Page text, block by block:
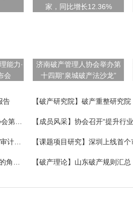
家，同比增长12.36%
能力·
会
济南破产管理人协会举办第
十四期“泉城破产法沙龙”
告 【破产研究院】破产重整研究院